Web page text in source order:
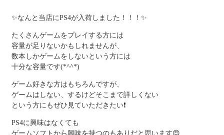
✨なんと当店にPS4が入荷しました！！！✨
たくさんゲームをプレイする方には
容量が足りないかもしれませんが、
数本しかゲームをしないという方には
十分な容量です(*^^*)
ゲーム好きな方はもちろんですが、
ゲームはしない、するけどそこまで詳しくない
という方にもぜひ見ていただきたい❗
PS4に興味はなくても
ゲームソフトから興味を持つのもありだと思います😍